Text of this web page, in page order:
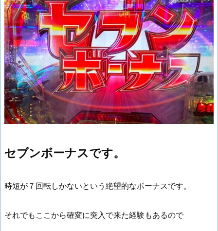
セブンボーナスです。
時短が７回転しかないという絶望的なボーナスです。
それでもここから確変に突入で来た経験もあるので